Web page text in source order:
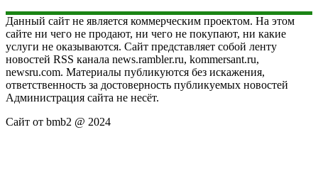
Данный сайт не является коммерческим проектом. На этом
сайте ни чего не продают, ни чего не покупают, ни какие
услуги не оказываются. Сайт представляет собой ленту
новостей RSS канала news.rambler.ru, kommersant.ru,
newsru.com. Материалы публикуются без искажения,
ответственность за достоверность публикуемых новостей
Администрация сайта не несёт.
Сайт от bmb2 @ 2024